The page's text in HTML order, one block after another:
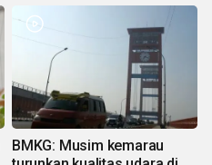
BMKG: Musim kemarau